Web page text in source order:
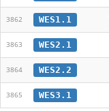
3862 WES1.1
3863 WES2.1
3864 WES2.2
3865 WES3.1